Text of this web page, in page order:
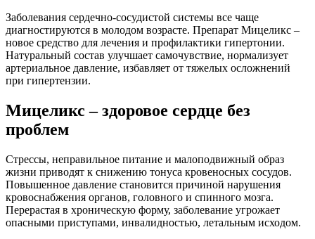
Заболевания сердечно-сосудистой системы все чаще
диагностируются в молодом возрасте. Препарат Мицеликс –
новое средство для лечения и профилактики гипертонии.
Натуральный состав улучшает самочувствие, нормализует
артериальное давление, избавляет от тяжелых осложнений
при гипертензии.
Мицеликс – здоровое сердце без
проблем
Стрессы, неправильное питание и малоподвижный образ
жизни приводят к снижению тонуса кровеносных сосудов.
Повышенное давление становится причиной нарушения
кровоснабжения органов, головного и спинного мозга.
Перерастая в хроническую форму, заболевание угрожает
опасными приступами, инвалидностью, летальным исходом.